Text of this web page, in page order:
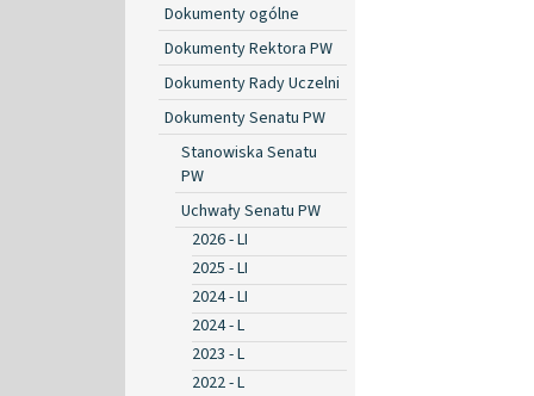
Dokumenty ogólne
Dokumenty Rektora PW
Dokumenty Rady Uczelni
Dokumenty Senatu PW
Stanowiska Senatu
PW
Uchwały Senatu PW
2026 - LI
2025 - LI
2024 - LI
2024 - L
2023 - L
2022 - L